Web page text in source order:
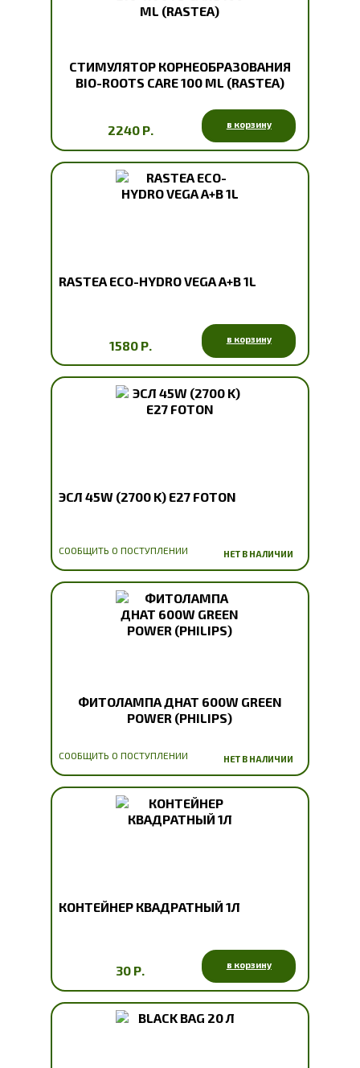
СТИМУЛЯТОР КОРНЕОБРАЗОВАНИЯ
BIO-ROOTS CARE 100 ML (RASTEA)
2240 Р. в корзину
RASTEA ECO-HYDRO VEGA A+B 1L
1580 Р. в корзину
ЭСЛ 45W (2700 K) E27 FOTON
СООБЩИТЬ О ПОСТУПЛЕНИИ НЕТ В НАЛИЧИИ
ФИТОЛАМПА ДНАТ 600W GREEN
POWER (PHILIPS)
СООБЩИТЬ О ПОСТУПЛЕНИИ НЕТ В НАЛИЧИИ
КОНТЕЙНЕР КВАДРАТНЫЙ 1Л
30 Р. в корзину